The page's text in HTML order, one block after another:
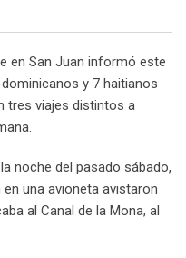
en San Juan informó este
y 7 haitianos
tres viajes distintos a
noche del pasado sábado,
una avioneta avistaron
al Canal de la Mona, al